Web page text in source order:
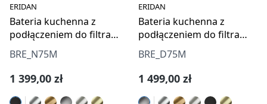
ERIDAN
Bateria kuchenna z
podłączeniem do filtra
wody z wyciąganą
wylewką
BRE_N75M
Cena regularna:
1 399,00 zł
ERIDAN
Bateria kuchenna z
podłączeniem do filtra
wody z wyciąganą
wylewką
BRE_D75M
Cena regularna:
1 499,00 zł